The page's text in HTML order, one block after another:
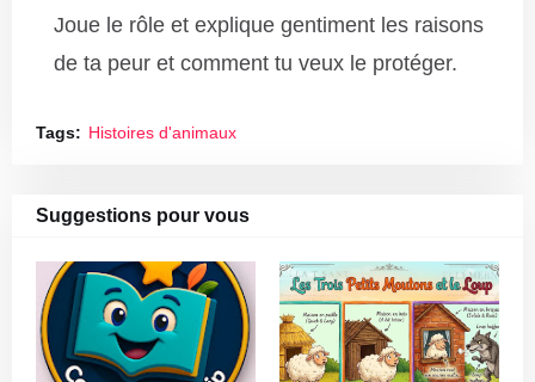
Joue le rôle et explique gentiment les raisons
de ta peur et comment tu veux le protéger.
Tags: Histoires d'animaux
Suggestions pour vous